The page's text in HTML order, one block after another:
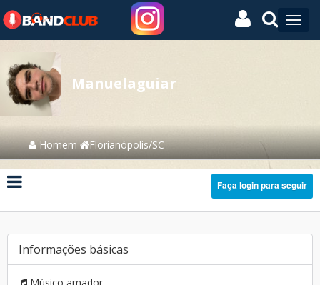
Manuelaguiar
Homem Florianópolis/SC
Faça login para seguir
Informações básicas